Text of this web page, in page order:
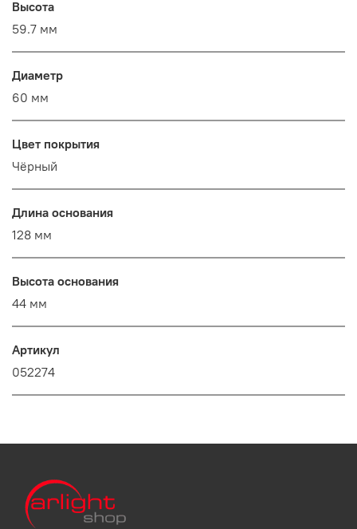
Высота
59.7 мм
Диаметр
60 мм
Цвет покрытия
Чёрный
Длина основания
128 мм
Высота основания
44 мм
Артикул
052274